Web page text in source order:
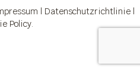
| Datenschutzrichtlinie|
Policy.